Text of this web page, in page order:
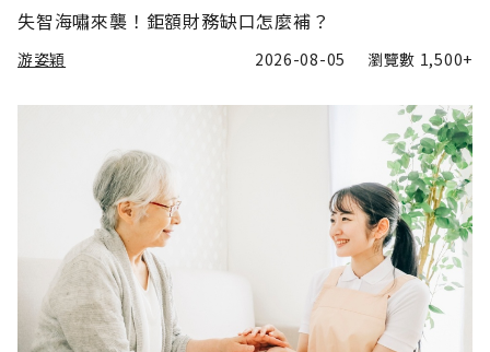
失智海嘯來襲！鉅額財務缺口怎麼補？
游姿穎 2026-08-05 瀏覽數 1,500+